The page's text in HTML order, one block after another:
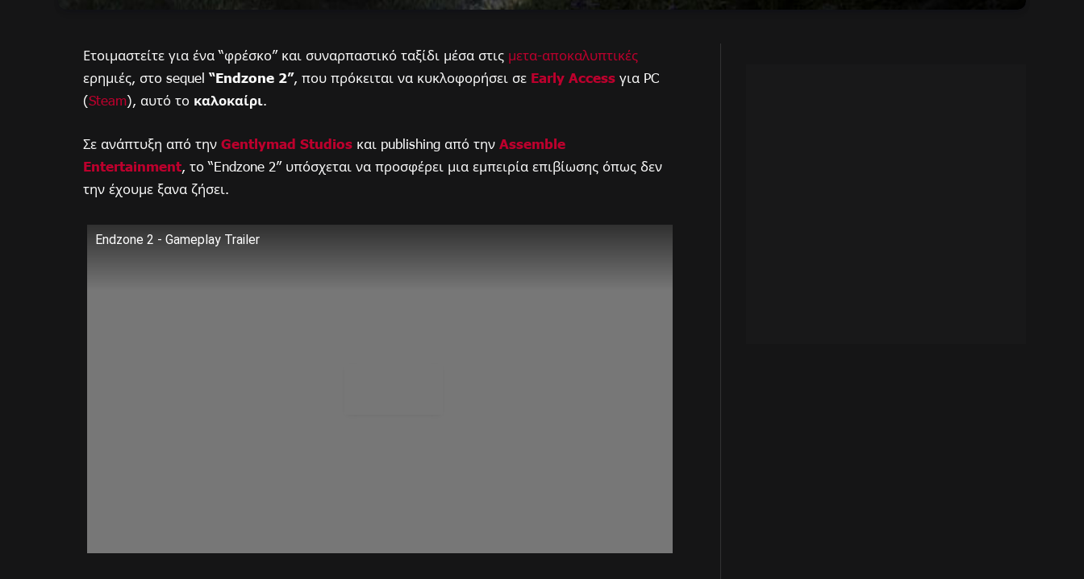
Ετοιμαστείτε για ένα “φρέσκο” και συναρπαστικό ταξίδι μέσα στις μετα-αποκαλυπτικές
ερημιές, στο sequel “Endzone 2”, που πρόκειται να κυκλοφορήσει σε Early Access για PC
(Steam), αυτό το καλοκαίρι.
Σε ανάπτυξη από την Gentlymad Studios και publishing από την Assemble
Entertainment, το “Endzone 2” υπόσχεται να προσφέρει μια εμπειρία επιβίωσης όπως δεν
την έχουμε ξανα ζήσει.
Endzone 2 - Gameplay Trailer